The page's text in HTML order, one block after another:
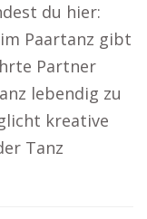
du hier:
Paartanz gibt
Partner
lebendig zu
kreative
Tanz